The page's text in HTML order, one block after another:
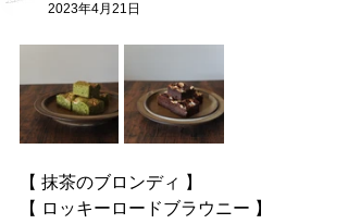
2023年4月21日
【 抹茶のブロンディ 】
【 ロッキーロードブラウニー 】